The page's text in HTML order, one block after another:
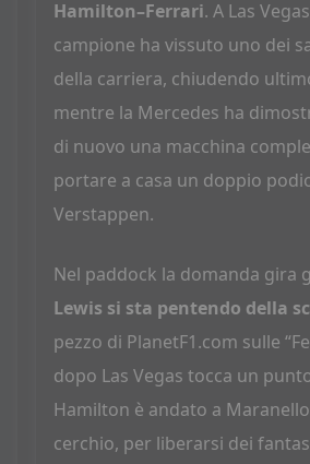
Hamilton–Ferrari. A Las
campione ha vissuto uno dei
della carriera, chiudendo
mentre la Mercedes ha
di nuovo una macchina
portare a casa un doppio
Verstappen.
Nel paddock la domanda gira
Lewis si sta pentendo della
pezzo di PlanetF1.com sulle
dopo Las Vegas tocca un
Hamilton è andato a
cerchio, per liberarsi dei